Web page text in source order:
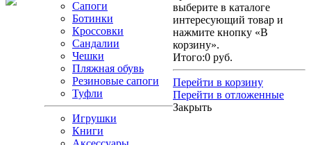
Сапоги
Ботинки
Кроссовки
Сандалии
Чешки
Пляжная обувь
Резиновые сапоги
Туфли
Игрушки
Книги
выберите в каталоге
интересующий товар и
нажмите кнопку «В
корзину».
Итого:0 руб.
Перейти в корзину
Перейти в отложенные
Закрыть